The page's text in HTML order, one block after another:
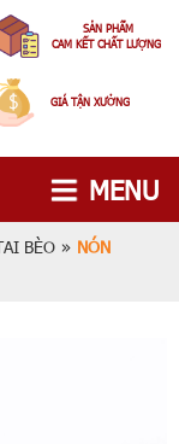
SẢN PHẨM
CAM KẾT CHẤT LƯỢNG
GIÁ TẬN XƯỞNG
MENU
BÈO » NÓN